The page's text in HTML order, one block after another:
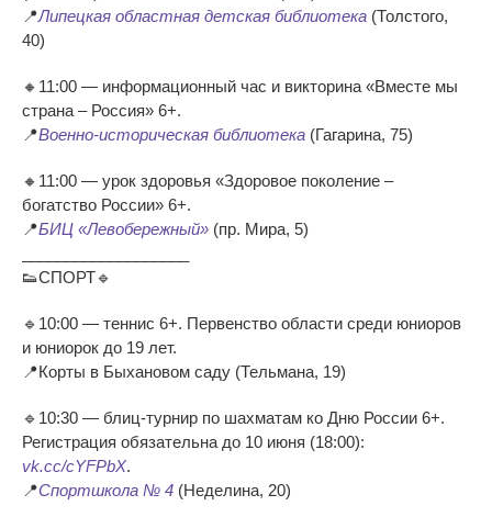
📍Липецкая областная детская библиотека (Толстого,
40)
🔸11:00 — информационный час и викторина «Вместе мы
страна – Россия» 6+.
📍Военно-историческая библиотека (Гагарина, 75)
🔸11:00 — урок здоровья «Здоровое поколение –
богатство России» 6+.
📍БИЦ «Левобережный» (пр. Мира, 5)
👟СПОРТ🔹
🔹10:00 — теннис 6+. Первенство области среди юниоров
и юниорок до 19 лет.
📍Корты в Быхановом саду (Тельмана, 19)
🔹10:30 — блиц‑турнир по шахматам ко Дню России 6+.
Регистрация обязательна до 10 июня (18:00):
vk.cc/cYFPbX.
📍Спортшкола № 4 (Неделина, 20)